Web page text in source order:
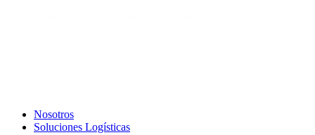
Nosotros
Soluciones Logísticas